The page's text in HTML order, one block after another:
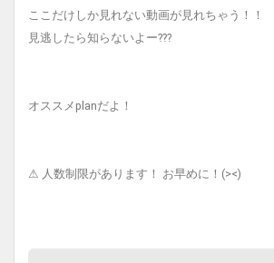
ここだけしか見れない動画が見れちゃう！！
見逃したら知らないよー???
オススメplanだよ！
⚠︎ 人数制限があります！ お早めに！(><)